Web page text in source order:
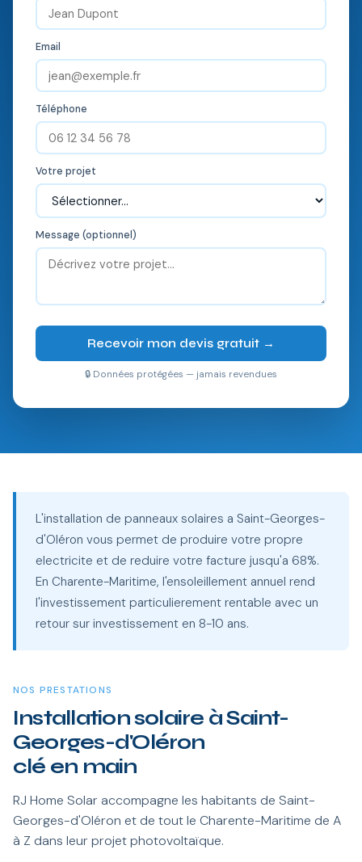
Email
Téléphone
Votre projet
Message (optionnel)
Recevoir mon devis gratuit →
🔒 Données protégées — jamais revendues
L'installation de panneaux solaires a Saint-Georges-
d'Oléron vous permet de produire votre propre
electricite et de reduire votre facture jusqu'a 68%.
En Charente-Maritime, l'ensoleillement annuel rend
l'investissement particulierement rentable avec un
retour sur investissement en 8-10 ans.
NOS PRESTATIONS
Installation solaire à Saint-
Georges-d'Oléron
clé en main
RJ Home Solar accompagne les habitants de Saint-
Georges-d'Oléron et de tout le Charente-Maritime de A
à Z dans leur projet photovoltaïque.